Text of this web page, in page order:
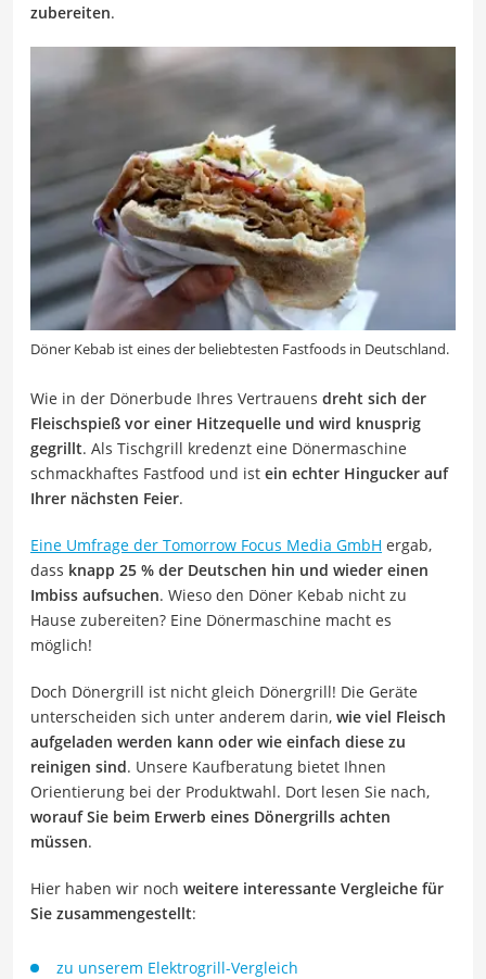
zubereiten.
Döner Kebab ist eines der beliebtesten Fastfoods in Deutschland.
Wie in der Dönerbude Ihres Vertrauens dreht sich der
Fleischspieß vor einer Hitzequelle und wird knusprig
gegrillt. Als Tischgrill kredenzt eine Dönermaschine
schmackhaftes Fastfood und ist ein echter Hingucker auf
Ihrer nächsten Feier.
Eine Umfrage der Tomorrow Focus Media GmbH ergab,
dass knapp 25 % der Deutschen hin und wieder einen
Imbiss aufsuchen. Wieso den Döner Kebab nicht zu
Hause zubereiten? Eine Dönermaschine macht es
möglich!
Doch Dönergrill ist nicht gleich Dönergrill! Die Geräte
unterscheiden sich unter anderem darin, wie viel Fleisch
aufgeladen werden kann oder wie einfach diese zu
reinigen sind. Unsere Kaufberatung bietet Ihnen
Orientierung bei der Produktwahl. Dort lesen Sie nach,
worauf Sie beim Erwerb eines Dönergrills achten
müssen.
Hier haben wir noch weitere interessante Vergleiche für
Sie zusammengestellt:
zu unserem Elektrogrill-Vergleich